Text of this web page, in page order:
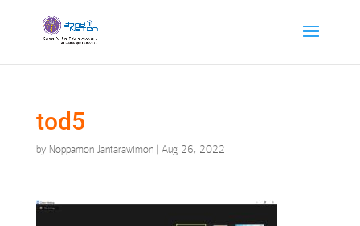
tod5
by Noppamon Jantarawimon| Aug 26, 2022